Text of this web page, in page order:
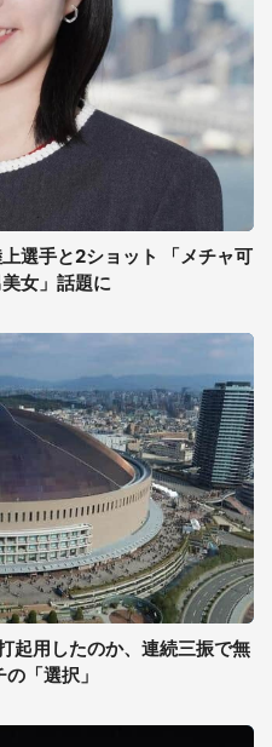
選手と2ショット 「メチャ可
女」話題に
起用したのか、連続三振で無
「選択」